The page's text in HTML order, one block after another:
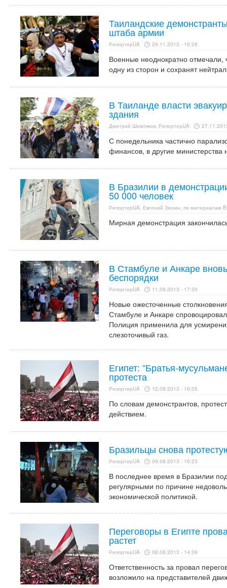
Таиландские
штаба армии
РепортерUA 29.11.2013 - 16:28
Военные неоднократно
одну из сторон и сохранят
В Таиланде власти
здания
Дмитрий Шевляков, РепортерUA
С понедельника частично
финансов, в другие министерства
В Бразилии в
50 000 человек
РепортерUA, Евгений Зюзин, по материалам
Мирная демонстрация
В Стамбуле и Анкаре
беспорядки
РепортерUA 11.09.2013 - 17:30
Новые ожесточенные
Стамбуле и Анкаре
Полиция применила для
слезоточивый газ.
Египет: “Братья-
протеста
РепортерUA 12.08.2013 - 16:05
По словам демонстрантов,
действием.
Бразильцы снова
РепортерUA 09.08.2013 - 16:23
В последнее время в Бразилии
регулярными по причине
экономической политикой.
Переговоры в Египте
растет
РепортерUA 08.08.2013 - 14:39
Ответственность за провал
возложило на представителей